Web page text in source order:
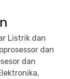
Listrik dan
dan
dan